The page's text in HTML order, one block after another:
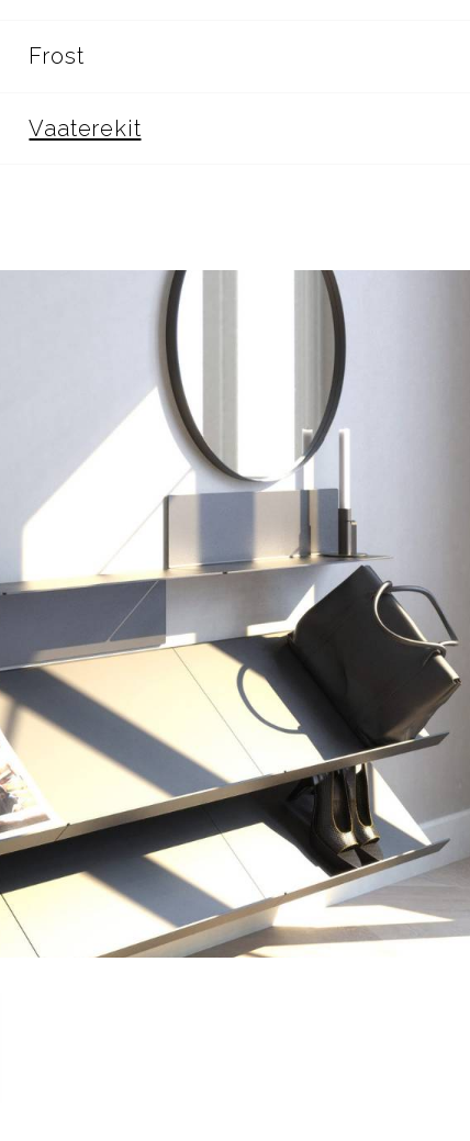
Frost
Vaaterekit